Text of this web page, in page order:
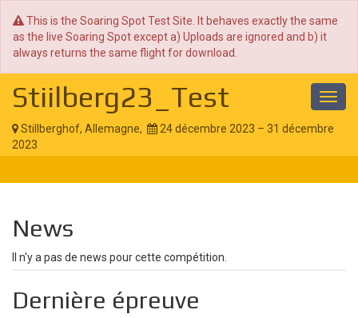
This is the Soaring Spot Test Site. It behaves exactly the same
as the live Soaring Spot except a) Uploads are ignored and b) it
always returns the same flight for download.
Stiilberg23_Test
Stillberghof, Allemagne,
24 décembre 2023 – 31 décembre
2023
News
Il n'y a pas de news pour cette compétition.
Dernière épreuve